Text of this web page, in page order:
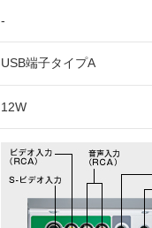
-
USB端子タイプA
12W